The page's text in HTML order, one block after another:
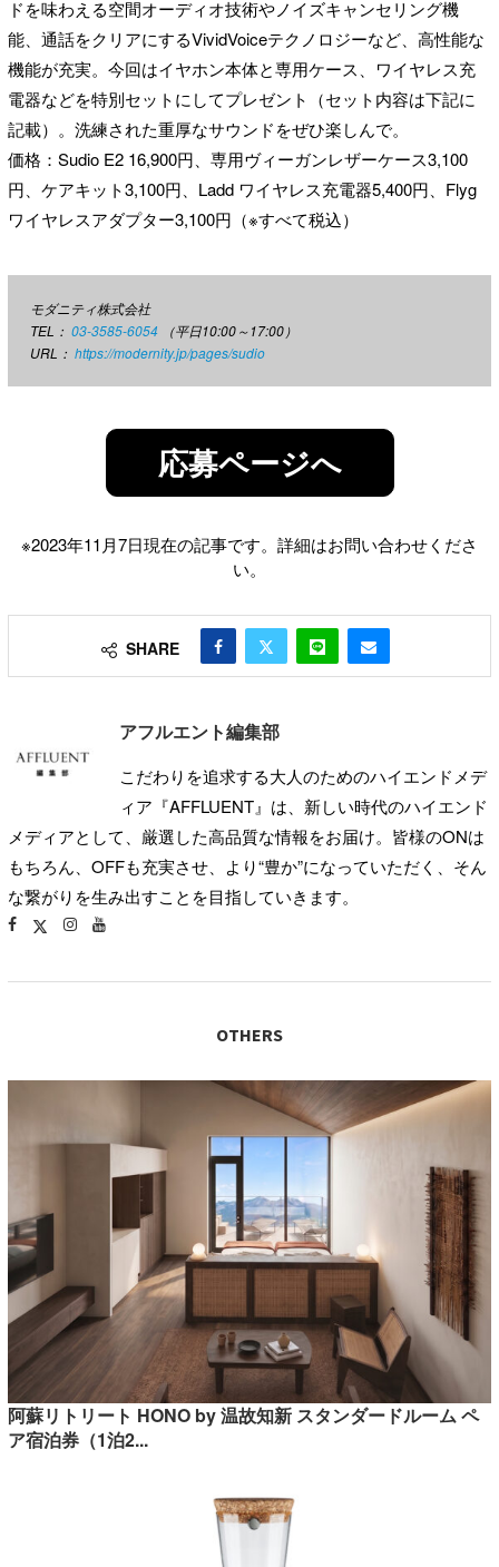
ドを味わえる空間オーディオ技術やノイズキャンセリング機
能、通話をクリアにするVividVoiceテクノロジーなど、高性能な
機能が充実。今回はイヤホン本体と専用ケース、ワイヤレス充
電器などを特別セットにしてプレゼント（セット内容は下記に
記載）。洗練された重厚なサウンドをぜひ楽しんで。
価格：Sudio E2 16,900円、専用ヴィーガンレザーケース3,100
円、ケアキット3,100円、Ladd ワイヤレス充電器5,400円、Flyg
ワイヤレスアダプター3,100円（※すべて税込）
モダニティ株式会社
TEL： 03-3585-6054
（平日10:00～17:00）
URL： https://modernity.jp/pages/sudio
応募ページへ
※2023年11月7日現在の記事です。詳細はお問い合わせくださ
い。
SHARE
アフルエント編集部
こだわりを追求する大人のためのハイエンドメデ
ィア『AFFLUENT』は、新しい時代のハイエンド
メディアとして、厳選した高品質な情報をお届け。皆様のONは
もちろん、OFFも充実させ、より“豊か”になっていただく、そん
な繋がりを生み出すことを目指していきます。
OTHERS
阿蘇リトリート HONO by 温故知新 スタンダードルーム ペ
ア宿泊券（1泊2...